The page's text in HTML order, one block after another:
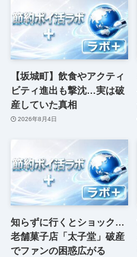
【坂城町】飲食やアクティ
ビティ進出も撃沈…実は破
産していた真相
2026年8月4日
知らずに行くとショック…
老舗菓子店「太子堂」破産
でファンの困惑広がる